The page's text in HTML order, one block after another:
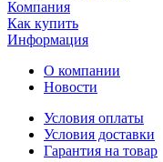
Компания
Как купить
Информация
О компании
Новости
Условия оплаты
Условия доставки
Гарантия на товар